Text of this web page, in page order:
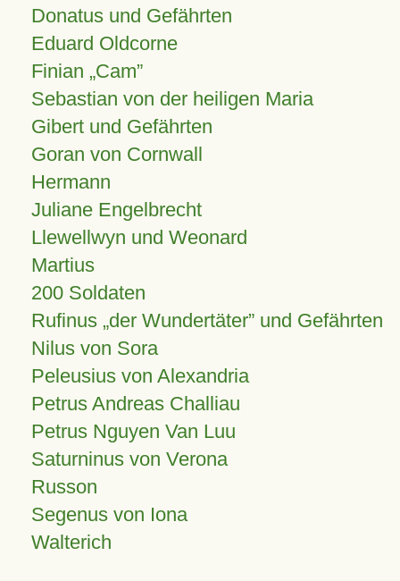
Donatus und Gefährten
Eduard Oldcorne
Finian Cam
Sebastian von der heiligen Maria
Gibert und Gefährten
Goran von Cornwall
Hermann
Juliane Engelbrecht
Llewellwyn und Weonard
Martius
200 Soldaten
Rufinus „der Wundertäter” und Gefährten
Nilus von Sora
Peleusius von Alexandria
Petrus Andreas Challiau
Petrus Nguyen Van Luu
Saturninus von Verona
Russon
Segenus von Iona
Walterich